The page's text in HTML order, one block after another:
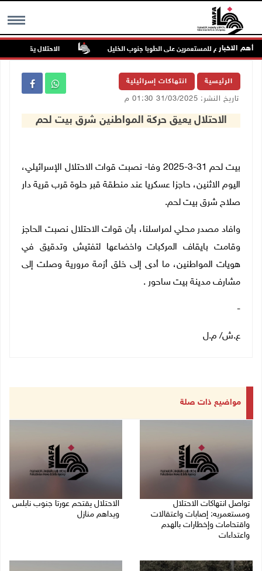
MENU أهم الاخبار
في هجوم للمستعمرين على الطوبا جنوب الخليل الاحتلال يقتحم عورتا
الرئيسية انتهاكات إسرائيلية
تاريخ النشر: 31/03/2025 01:30 م
الاحتلال يعيق حركة المواطنين شرق بيت لحم
بيت لحم 31-3-2025 وفا- نصبت قوات الاحتلال الإسرائيلي،
اليوم الاثنين، حاجزا عسكريا عند منطقة قبر حلوة قرب قرية دار
صلاح شرق بيت لحم.
وافاد مصدر محلي لمراسلنا، بأن قوات الاحتلال نصبت الحاجز
وقامت بايقاف المركبات واخضاعها لتفتيش وتدقيق في
هويات المواطنين، ما أدى إلى خلق أزمة مرورية وصلت إلى
مشارف مدينة بيت ساحور .
-
ع.ش/ م.ل
مواضيع ذات صلة
تواصل انتهاكات الاحتلال
ومستعمريه: إصابات واعتقالات
واقتحامات وإخطارات بالهدم
واعتداءات
الاحتلال يقتحم عورتا جنوب نابلس
ويداهم منازل